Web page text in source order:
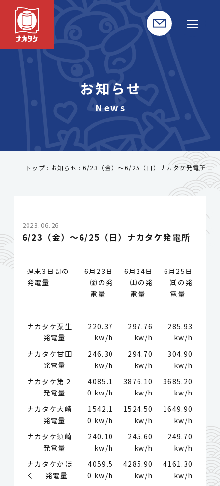
お知らせ
トップ お知らせ 6/23（金）～6/25（日）ナカタケ発電所
2023.06.26
6/23（金）～6/25（日）ナカタケ発電所
週末3日間の
発電量
6月23日
㈮の発
電量
6月24日
㈯の発
電量
6月25日
㈰の発
電量
ナカタケ粟生
発電量
220.37
kw/h
297.76
kw/h
285.93
kw/h
ナカタケ甘田
発電量
246.30
kw/h
294.70
kw/h
304.90
kw/h
ナカタケ第２
発電量
4085.1
0 kw/h
3876.10
kw/h
3685.20
kw/h
ナカタケ大崎
発電量
1542.1
0 kw/h
1524.50
kw/h
1649.90
kw/h
ナカタケ須崎
発電量
240.10
kw/h
245.60
kw/h
249.70
kw/h
ナカタケかほ
く 発電量
4059.5
0 kw/h
4285.90
kw/h
4161.30
kw/h